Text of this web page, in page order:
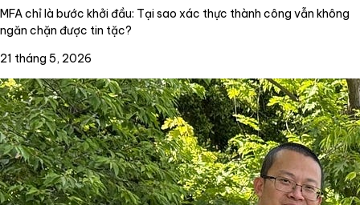
MFA chỉ là bước khởi đầu: Tại sao xác thực thành công vẫn không
ngăn chặn được tin tặc?
21 tháng 5, 2026